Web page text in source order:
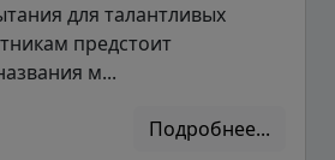
для талантливых
предстоит
м...
Подробнее...